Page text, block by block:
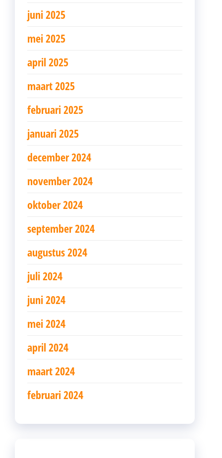
juni 2025
mei 2025
april 2025
maart 2025
februari 2025
januari 2025
december 2024
november 2024
oktober 2024
september 2024
augustus 2024
juli 2024
juni 2024
mei 2024
april 2024
maart 2024
februari 2024